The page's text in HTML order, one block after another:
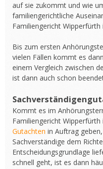
auf sie zukommt und wie
familiengerichtliche
Familiengericht Wipperfürth
Bis zum ersten
vielen Fällen kommt es
einem Vergleich zwischen
ist dann auch schon
Kommt es im
Familiengericht
Gutachten in Auftrag
Sachverständige dem
Entscheidungsgrundlage
schnell geht, ist es dann